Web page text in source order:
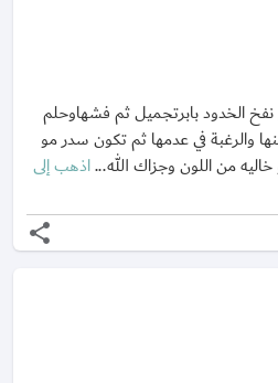
الخدود بابرتجميل ثم فشهاوحلم
والرغبة في عدمها ثم تكون سدر مو
من اللون وجزاك الله...اذهب إلى
share